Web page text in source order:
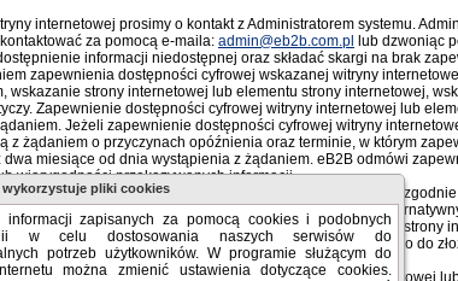
internetowej prosimy o kontakt z Administratorem systemu.
za pomocą e-maila: admin@eb2b.com.pl
lub dzwoniąc
informacji niedostępnej oraz składać skargi na brak
zapewnienia dostępności cyfrowej wskazanej witryny
wskazanie strony internetowej lub elementu strony internetowej,
Zapewnienie dostępności cyfrowej witryny internetowej lub
Jeżeli zapewnienie dostępności cyfrowej witryny
z żądaniem o przyczynach opóźnienia oraz terminie, w którym
miesiące od dnia wystąpienia z żądaniem. eB2B odmówi
wiarygodności przekazywanych informacji.
dostępności cyfrowej elementu strony internetowej
cyfrowej wskazanego elementu i wskażemy
cyfrowej witryny internetowej lub wskazanego elementu strony
przez osobę występującą z żądaniem, osoba ta ma prawo do
w sprawie zapewnienia dostępności cyfrowej strony internetowej
wykorzystuje pliki cookies
informacji zapisanych za pomocą cookies i podobnych
w celu dostosowania naszych serwisów do
potrzeb użytkowników. W programie służącym do
można zmienić ustawienia dotyczące cookies.